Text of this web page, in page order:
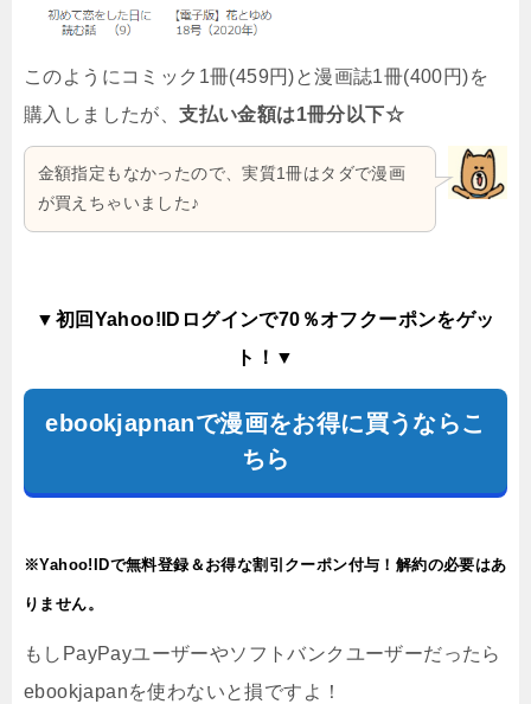
このようにコミック1冊(459円)と漫画誌1冊(400円)を
購入しましたが、支払い金額は1冊分以下☆
金額指定もなかったので、実質1冊はタダで漫画
が買えちゃいました♪
▼初回Yahoo!IDログインで70％オフクーポンをゲッ
ト！▼
ebookjapnanで漫画をお得に買うならこ
ちら
※Yahoo!IDで無料登録＆お得な割引クーポン付与！解約の必要はあ
りません。
もしPayPayユーザーやソフトバンクユーザーだったら
ebookjapanを使わないと損ですよ！